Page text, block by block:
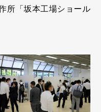
ト
ット
所「坂本工場ショール